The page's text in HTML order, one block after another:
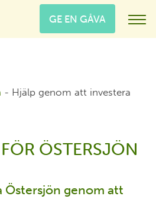
GE EN GÅVA
- Hjälp genom att investera
ÖSTERSJÖN
Östersjön genom att